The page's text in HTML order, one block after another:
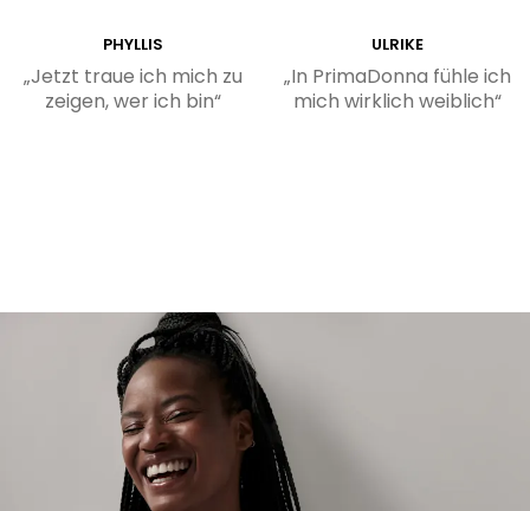
PHYLLIS
„Jetzt traue ich mich zu
zeigen, wer ich bin“
ULRIKE
„In PrimaDonna fühle ich
mich wirklich weiblich“